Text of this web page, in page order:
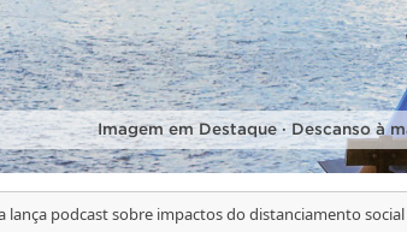
Imagem em Destaque · Descanso à
lança podcast sobre impactos do distanciamento social